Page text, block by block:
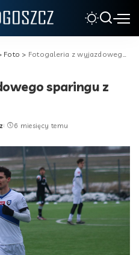
Foto > Fotogaleria z wyjazdowego sparingu z Legią II Warszawa.
sparingu z
6 miesięcy temu